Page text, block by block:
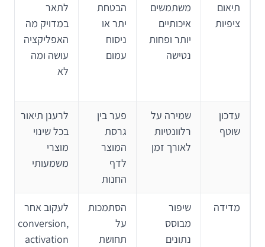
תיאום
ציפיות
משתמשים
איכותיים
יותר ופחות
נטישה
הבטחת
יתר או
ניסוח
עמום
לתאר
במדויק מה
האפליקציה
עושה ומה
לא
עדכון
שוטף
שמירה על
רלוונטיות
לאורך זמן
פער בין
גרסת
המוצר
לדף
החנות
לרענן תיאור
בכל שינוי
מוצרי
משמעותי
מדידה
שיפור
מבוסס
נתונים
הסתמכות
על
תחושת
לעקוב אחר
conversion,
activation